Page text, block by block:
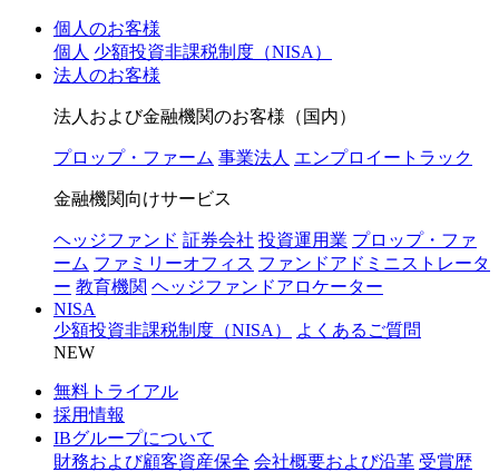
個人のお客様
個人 少額投資非課税制度（NISA）
法人のお客様
法人および金融機関のお客様（国内）
プロップ・ファーム 事業法人 エンプロイートラック
金融機関向けサービス
ヘッジファンド 証券会社 投資運用業 プロップ・ファ
ーム ファミリーオフィス ファンドアドミニストレータ
ー 教育機関 ヘッジファンドアロケーター
NISA
少額投資非課税制度（NISA）
よくあるご質問
NEW
無料トライアル
採用情報
IBグループについて
財務および顧客資産保全 会社概要および沿革 受賞歴